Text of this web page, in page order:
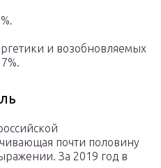
и возобновляемых
почти половину
За 2019 год в